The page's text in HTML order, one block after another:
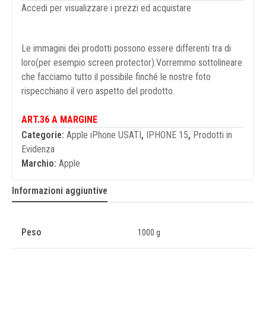
Accedi per visualizzare i prezzi ed acquistare
Le immagini dei prodotti possono essere differenti tra di
loro(per esempio screen protector).Vorremmo sottolineare
che facciamo tutto il possibile finché le nostre foto
rispecchiano il vero aspetto del prodotto.
ART.36 A MARGINE
Categorie: Apple iPhone USATI , IPHONE 15, Prodotti in
Evidenza
Marchio: Apple
Informazioni aggiuntive
Peso 1000 g